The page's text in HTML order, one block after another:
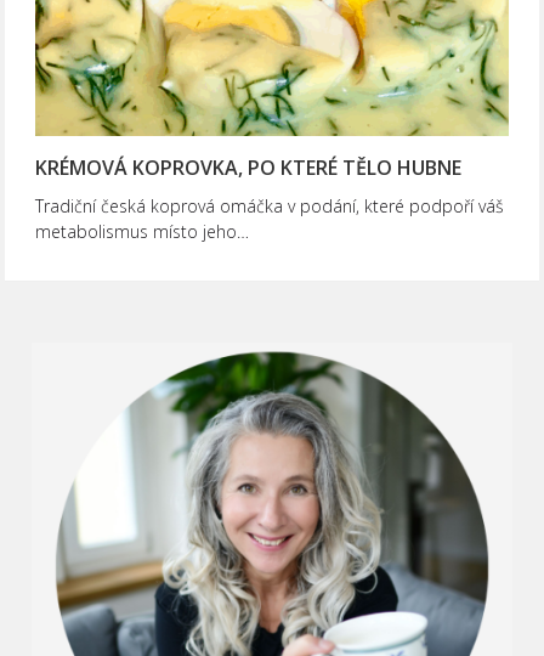
KRÉMOVÁ KOPROVKA, PO KTERÉ TĚLO HUBNE
Tradiční česká koprová omáčka v podání, které podpoří váš
metabolismus místo jeho…